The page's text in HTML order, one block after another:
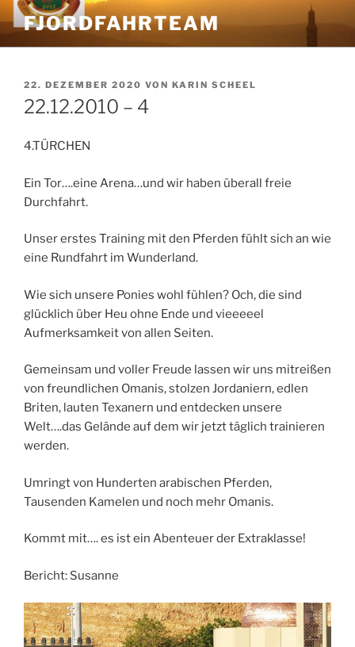
Zum
Inhalt
springen
FJORDFAHRTEAM
VERÖFFENTLICHT
AM
22. DEZEMBER 2020 VON KARIN SCHEEL
22.12.2010 – 4
4.TÜRCHEN
Ein Tor….eine Arena…und wir haben überall freie
Durchfahrt.
Unser erstes Training mit den Pferden fühlt sich an wie
eine Rundfahrt im Wunderland.
Wie sich unsere Ponies wohl fühlen? Och, die sind
glücklich über Heu ohne Ende und vieeeeel
Aufmerksamkeit von allen Seiten.
Gemeinsam und voller Freude lassen wir uns mitreißen
von freundlichen Omanis, stolzen Jordaniern, edlen
Briten, lauten Texanern und entdecken unsere
Welt….das Gelände auf dem wir jetzt täglich trainieren
werden.
Umringt von Hunderten arabischen Pferden,
Tausenden Kamelen und noch mehr Omanis.
Kommt mit…. es ist ein Abenteuer der Extraklasse!
Bericht: Susanne